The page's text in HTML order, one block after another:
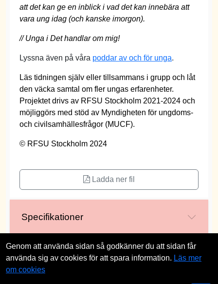
att det kan ge en inblick i vad det kan innebära att
vara ung idag (och kanske imorgon).
// Unga i Det handlar om mig!
Lyssna även på våra poddar av och för unga.
Läs tidningen själv eller tillsammans i grupp och låt
den väcka samtal om fler ungas erfarenheter.
Projektet drivs av RFSU Stockholm 2021-2024 och
möjliggörs med stöd av Myndigheten för ungdoms-
och civilsamhällesfrågor (MUCF).
© RFSU Stockholm 2024
Ladda ner fil
Specifikationer
st
Genom att använda sidan så godkänner du att sidan får
använda sig av cookies för att spara information. Läs mer
om cookies